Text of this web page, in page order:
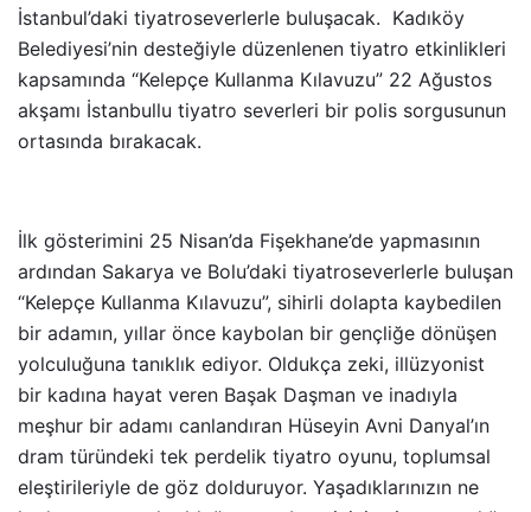
İstanbul’daki tiyatroseverlerle buluşacak. Kadıköy
Belediyesi’nin desteğiyle düzenlenen tiyatro etkinlikleri
kapsamında “Kelepçe Kullanma Kılavuzu” 22 Ağustos
akşamı İstanbullu tiyatro severleri bir polis sorgusunun
ortasında bırakacak.
İlk gösterimini 25 Nisan’da Fişekhane’de yapmasının
ardından Sakarya ve Bolu’daki tiyatroseverlerle buluşan
“Kelepçe Kullanma Kılavuzu”, sihirli dolapta kaybedilen
bir adamın, yıllar önce kaybolan bir gençliğe dönüşen
yolculuğuna tanıklık ediyor. Oldukça zeki, illüzyonist
bir kadına hayat veren Başak Daşman ve inadıyla
meşhur bir adamı canlandıran Hüseyin Avni Danyal’ın
dram türündeki tek perdelik tiyatro oyunu, toplumsal
eleştirileriyle de göz dolduruyor. Yaşadıklarınızın ne